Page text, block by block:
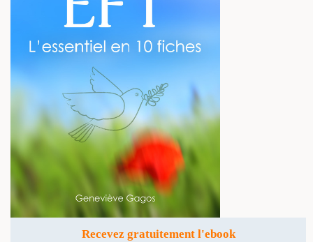
Recevez gratuitement l'ebook